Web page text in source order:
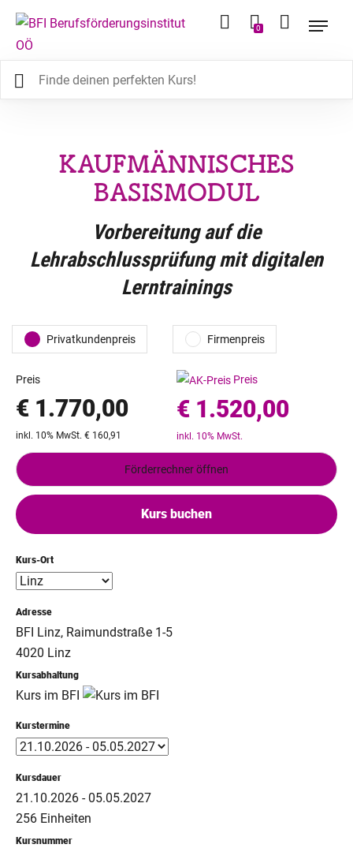
0
KAUFMÄNNISCHES
BASISMODUL
Vorbereitung auf die
Lehrabschlussprüfung mit digitalen
Lerntrainings
Kurs-Ort
Adresse
BFI Linz, Raimundstraße 1-5
4020 Linz
Kursabhaltung
Kurs im BFI
Kurstermine
Kursdauer
21.10.2026 - 05.05.2027
256 Einheiten
Kursnummer
Privatkundenpreis Firmenpreis
Preis
€ 1.770,00
inkl. 10% MwSt. € 160,91
Preis
€ 1.520,00
inkl. 10% MwSt.
Förderrechner öffnen
Kurs buchen